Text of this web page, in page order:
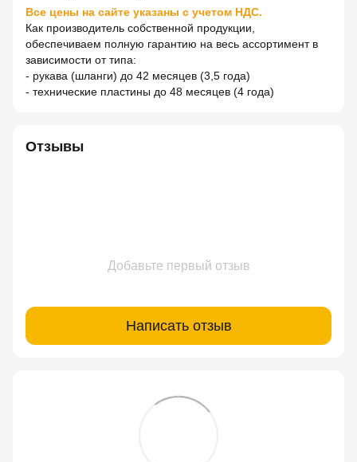
Все цены на сайте указаны с учетом НДС.
Как производитель собственной продукции,
обеспечиваем полную гарантию на весь ассортимент в
зависимости от типа:
- рукава (шланги) до 42 месяцев (3,5 года)
- технические пластины до 48 месяцев (4 года)
Отзывы
Добавьте первый отзыв
Написать отзыв